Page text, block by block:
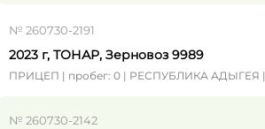
№ 260730-2191
2023 г, ТОНАР, Зерновоз 9989
ПРИЦЕП | пробег: 0 | РЕСПУБЛИКА АДЫГЕЯ |
№ 260730-2142